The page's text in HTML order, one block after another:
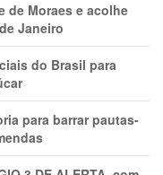
de Moraes e acolhe
Janeiro
do Brasil para
para barrar pautas-